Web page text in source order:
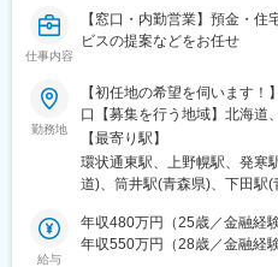
駅、清水駅(静岡県)、長沼駅(
駅、掛川駅、遠江一宮駅、御
駅、大府駅、重原駅、野並
芸大通駅、熱田駅、春日井駅(
駅、新可児駅、六軒駅(岐阜
駅、高山駅、益生駅、白子駅
名張駅、長浜駅、南彦根駅、
学研奈良登美ケ丘駅、新大宮
丘駅(大阪府)、箕面萱野駅、
仕事内容
【窓口・内勤営業】預金・
ビスの提案などをお任せ
勤務地
【初任地の希望を伺います
口【募集を行う地域】北海道
県、山形県、茨城県、栃木県
都、神奈川県、新潟県、富山
県、静岡県、愛知県、三重県
県、高知県、福岡県、鹿児島
ご希望の働き方をお聞かせく
【最寄り駅】
環状通東駅、上野幌駅、発寒
道)、筒井駅(青森県)、下田駅
駅、天童南駅、内原駅、土浦
駅、韮川駅、群馬総社駅、越
給与
年収480万円（25歳／金融経験
年収550万円（28歳／金融経験